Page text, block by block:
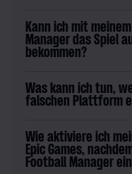
Kann ich mit
Manager das Spiel
bekommen?
Was kann ich tun,
falschen Plattform
Wie aktiviere ich
Epic Games,
Football Manager